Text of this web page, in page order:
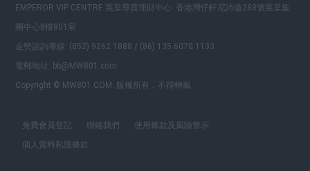
EMPEROR VIP CENTRE 英皇尊貴理財中心: 香港灣仔軒尼詩道288號英皇集
團中心8樓801室
走勢諮詢專線: (852) 9262 1888 / (86) 135 6070 1133
電郵地址: bb@MW801.com
Copyright © MW801.COM. 版權所有，不得轉載
免費會員登記 聯絡我們
使用條款及風險警示
個人資料私隱條款